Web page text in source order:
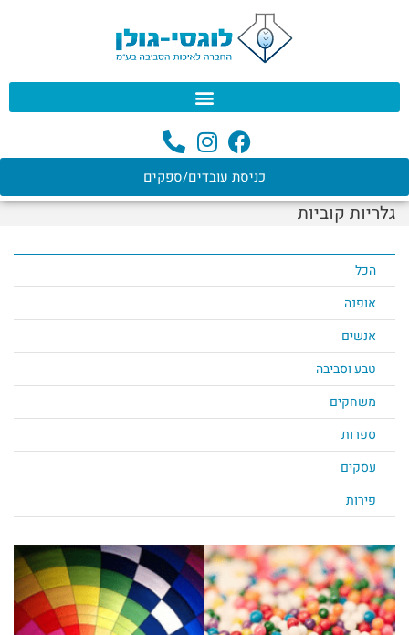
כניסת עובדים/ספקים
גלריות קוביות
הכל
אופנה
אנשים
טבע וסביבה
משחקים
ספרות
עסקים
פירות